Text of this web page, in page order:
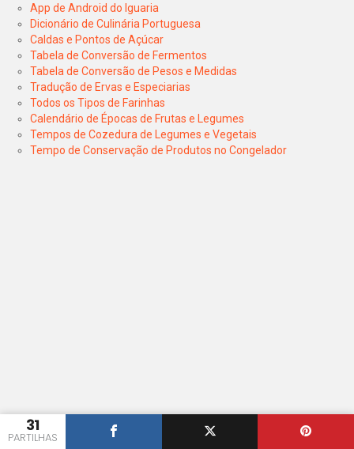
31
PARTILHAS
App de Android do Iguaria
Dicionário de Culinária Portuguesa
Caldas e Pontos de Açúcar
Tabela de Conversão de Fermentos
Tabela de Conversão de Pesos e Medidas
Tradução de Ervas e Especiarias
Todos os Tipos de Farinhas
Calendário de Épocas de Frutas e Legumes
Tempos de Cozedura de Legumes e Vegetais
Tempo de Conservação de Produtos no Congelador